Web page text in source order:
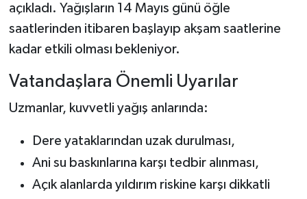
açıkladı. Yağışların 14 Mayıs günü öğle
saatlerinden itibaren başlayıp akşam saatlerine
kadar etkili olması bekleniyor.
Vatandaşlara Önemli Uyarılar
Uzmanlar, kuvvetli yağış anlarında:
Dere yataklarından uzak durulması,
Ani su baskınlarına karşı tedbir alınması,
Açık alanlarda yıldırım riskine karşı dikkatli